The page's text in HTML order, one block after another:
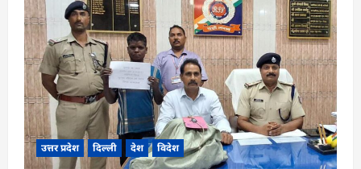
उत्तर प्रदेश दिल्ली देश विदेश